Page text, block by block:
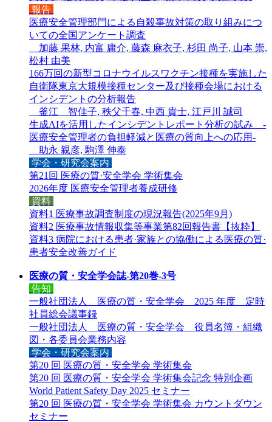
報告
医療安全管理部門による自殺事故対策の取り組みにつ
いての全国アンケート調査
加藤 果林, 内富 庸介, 藤森 麻衣子, 杉田 尚子, 山本 崇,
松村 由美
166万回の新型コロナウイルスワクチン接種を実施した
自衛隊東京大規模接種センター及び接種会場における
インシデントの分析報告
釜江 智佳子, 秩父千春, 中西 貴士, 江戸川 誠司
生成AIを活用したインシデントレポート分析の試み -
医療安全管理者の負担軽減と医療の質向上への応用-
助永 親彦, 駒澤 伸泰
学会・研究会案内
第21回 医療の質·安全学会 学術集会
2026年度 医療安全管理者養成研修
資料
資料1 医療事故調査制度の現況報告(2025年9月)
資料2 医療事故情報収集等事業第82回報告書【抜粋】
資料3 病院における患者·家族との協働による医療の質·
患者安全改善ガイド
医療の質・安全学会誌-第20巻-3号
告知
一般社団法人 医療の質・安全学会 2025 年度 定時
社員総会議事録
一般社団法人 医療の質・安全学会 役員名簿・組織
図・各委員会業務内容
学会・研究会案内
第20 回 医療の質・安全学会 学術集会
第20 回 医療の質・安全学会 学術集会記念 特別企画
World Patient Safety Day 2025 セミナー
第20 回 医療の質・安全学会 学術集会 カウントダウン
セミナー